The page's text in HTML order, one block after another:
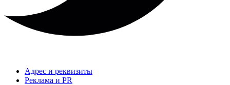
Адрес и реквизиты
Реклама и PR